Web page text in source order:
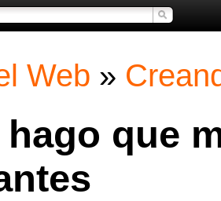
Web »
hago que